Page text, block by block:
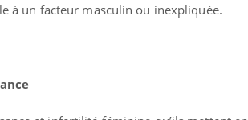
à un facteur masculin ou inexpliquée.